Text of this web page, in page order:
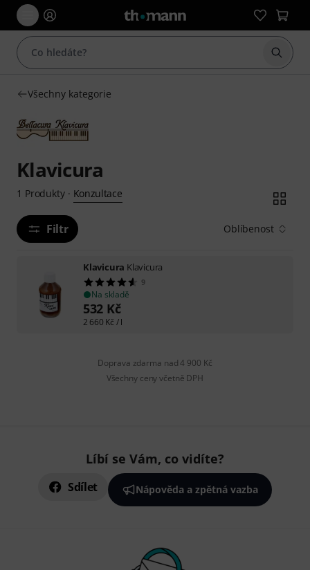
Začít
Všechny kategorie
Klavicura
1 Produkty· Konzultace
Filtr Oblíbenost
Klavicura Klavicura
9
Na skladě
532 Kč
2 660 Kč / l
Doprava zdarma nad 4 900 Kč
Všechny ceny včetně DPH
Líbí se Vám, co vidíte?
Sdílet Nápověda a zpětná vazba